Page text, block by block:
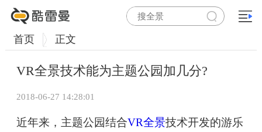
首页 正文
VR全景技术能为主题公园加几分?
2018-06-27 14:28:01
近年来，主题公园结合VR全景技术开发的游乐